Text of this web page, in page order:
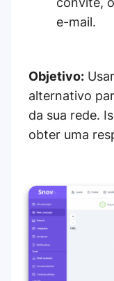
e-mail.
Objetivo:
alternativo
da sua rede.
obter uma